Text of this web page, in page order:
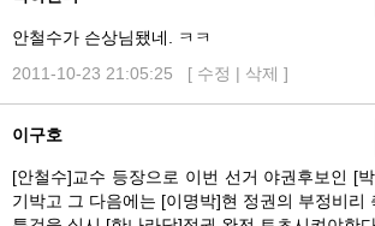
안철수가 슨상님됐네. ㅋㅋ
2011-10-23 21:05:25 [ 수정 | 삭제 ]
이구호
[안철수]교수 등장으로 이번 선거 야권후보인 [
기박고 그 다음에는 [이명박]현 정권의 부정비리